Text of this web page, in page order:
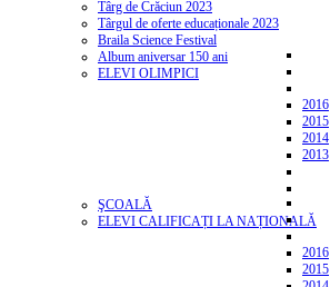
Târg de Crăciun 2023
Târgul de oferte educaționale 2023
Braila Science Festival
Album aniversar 150 ani
ELEVI OLIMPICI
2016
2015
2014
2013
ŞCOALĂ
ELEVI CALIFICAȚI LA NAȚIONALĂ
2016
2015